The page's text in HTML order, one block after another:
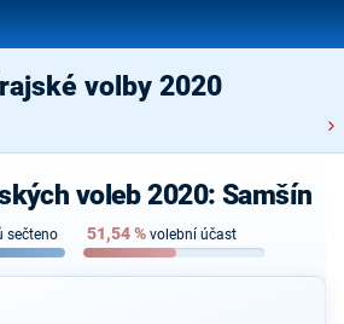
volby 2020
voleb 2020: Samšín
sečteno 51,54% volební účast